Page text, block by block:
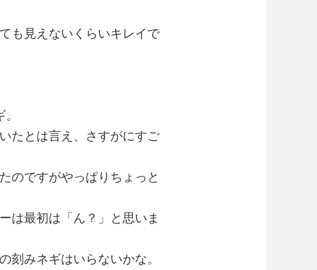
も見えないくらいキレイで
たとは言え、さすがにすご
のですがやっぱりちょっと
は最初は「ん？」と思いま
刻みネギはいらないかな。